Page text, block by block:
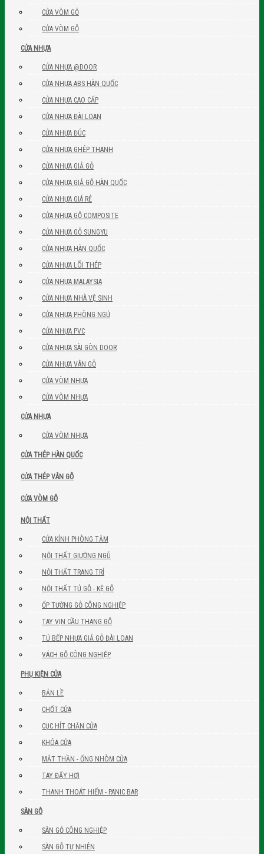
CỬA VÒM GỖ
CỬA VÒM GỖ
CỬA NHỰA
CỬA NHỰA @DOOR
CỬA NHỰA ABS HÀN QUỐC
CỬA NHỰA CAO CẤP
CỬA NHỰA ĐÀI LOAN
CỬA NHỰA ĐÚC
CỬA NHỰA GHÉP THANH
CỬA NHỰA GIẢ GỖ
CỬA NHỰA GIẢ GỖ HÀN QUỐC
CỬA NHỰA GIÁ RẺ
CỬA NHỰA GỖ COMPOSITE
CỬA NHỰA GỖ SUNGYU
CỬA NHỰA HÀN QUỐC
CỬA NHỰA LÕI THÉP
CỬA NHỰA MALAYSIA
CỬA NHỰA NHÀ VỆ SINH
CỬA NHỰA PHÒNG NGỦ
CỬA NHỰA PVC
CỬA NHỰA SÀI GÒN DOOR
CỬA NHỰA VÂN GỖ
CỬA VÒM NHỰA
CỬA VÒM NHỰA
CỬA NHỰA
CỬA VÒM NHỰA
CỬA THÉP HÀN QUỐC
CỬA THÉP VÂN GỖ
CỬA VÒM GỖ
NỘI THẤT
CỬA KÍNH PHÒNG TẮM
NỘI THẤT GIƯỜNG NGỦ
NỘI THẤT TRANG TRÍ
NỘI THẤT TỦ GỖ - KỆ GỖ
ỐP TƯỜNG GỖ CÔNG NGHIỆP
TAY VỊN CẦU THANG GỖ
TỦ BẾP NHỰA GIẢ GỖ ĐÀI LOAN
VÁCH GỖ CÔNG NGHIỆP
PHỤ KIỆN CỬA
BẢN LỀ
CHỐT CỬA
CỤC HÍT CHẶN CỬA
KHÓA CỬA
MẮT THẦN - ỐNG NHÒM CỬA
TAY ĐẨY HƠI
THANH THOÁT HIỂM - PANIC BAR
SÀN GỖ
SÀN GỖ CÔNG NGHIỆP
SÀN GỖ TỰ NHIÊN